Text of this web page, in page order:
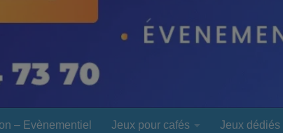
– Evènementiel Jeux pour cafés Jeux dédiés